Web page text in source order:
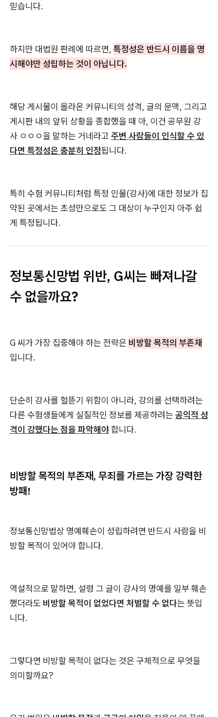
믿습니다.
하지만 대법원 판례에 따르면, 특정성은 반드시 이름을 명
시해야만 성립하는 것이 아닙니다.
해당 게시물이 올라온 커뮤니티의 성격, 글의 문맥, 그리고
게시판 내의 앞뒤 상황을 종합했을 때 아, 이건 공무원 강
사 ㅇㅇㅇ을 말하는 거네라고 주변 사람들이 인식할 수 있
다면 특정성은 충분히 인정됩니다.
특히 수험 커뮤니티처럼 특정 인물(강사)에 대한 정보가 집
약된 곳에서는 초성만으로도 그 대상이 누구인지 아주 쉽
게 특정됩니다.
정보통신망법 위반, G씨는 빠져나갈
수 없을까요?
G 씨가 가장 집중해야 하는 전략은 비방할 목적의 부존재
입니다.
단순히 강사를 헐뜯기 위함이 아니라, 강의를 선택하려는
다른 수험생들에게 실질적인 정보를 제공하려는 공익적 성
격이 강했다는 점을 파악해야 합니다.
비방할 목적의 부존재, 무죄를 가르는 가장 강력한
방패!
정보통신망법상 명예훼손이 성립하려면 반드시 사람을 비
방할 목적이 있어야 합니다.
역설적으로 말하면, 설령 그 글이 강사의 명예를 일부 훼손
했더라도 비방할 목적이 없었다면 처벌할 수 없다는 뜻입
니다.
그렇다면 비방할 목적이 없다는 것은 구체적으로 무엇을
의미할까요?